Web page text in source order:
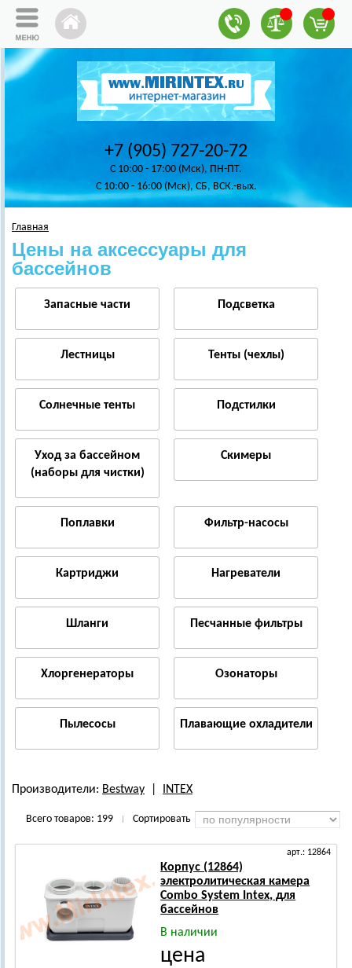
+7 (905) 727-20-72
C 10:00 - 17:00 (Мск), ПН-ПТ.
C 10:00 - 16:00 (Мск), СБ, ВСК.-вых.
Главная
Цены на аксессуары для
бассейнов
Запасные части Подсветка
Лестницы Тенты (чехлы)
Солнечные тенты Подстилки
Уход за бассейном
(наборы для чистки)
Скимеры
Поплавки Фильтр-насосы
Картриджи Нагреватели
Шланги Песчанные фильтры
Хлоргенераторы Озонаторы
Пылесосы Плавающие охладители
Производители: Bestway INTEX
Всего товаров: 199 Сортировать
арт.: 12864
Корпус (12864)
электролитическая камера
Combo System Intex, для
бассейнов
В наличии
цена